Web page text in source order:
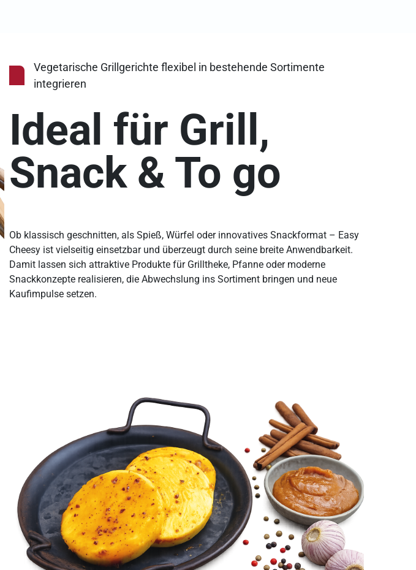
Vegetarische Grillgerichte flexibel in bestehende Sortimente
integrieren
Ideal für Grill,
Snack & To go
Ob klassisch geschnitten, als Spieß, Würfel oder innovatives Snackformat – Easy
Cheesy ist vielseitig einsetzbar und überzeugt durch seine breite Anwendbarkeit.
Damit lassen sich attraktive Produkte für Grilltheke, Pfanne oder moderne
Snackkonzepte realisieren, die Abwechslung ins Sortiment bringen und neue
Kaufimpulse setzen.